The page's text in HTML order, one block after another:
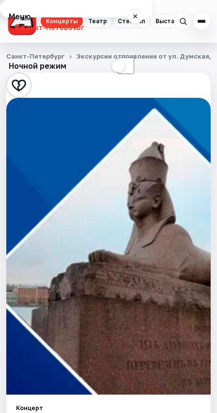
Концерты Театр Стендап Выставки
Меню ×
Санкт-Петербург
Концерты
Театр
Стендап
Города
Артисты
Рейтинги
Ночной режим ☾
Санкт-Петербург Экскурсии отправление от ул. Думская,
Концерт